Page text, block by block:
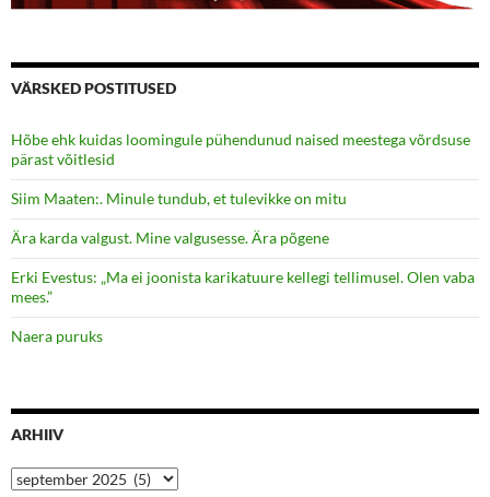
VÄRSKED POSTITUSED
Hõbe ehk kuidas loomingule pühendunud naised meestega võrdsuse
pärast võitlesid
Siim Maaten:. Minule tundub, et tulevikke on mitu
Ära karda valgust. Mine valgusesse. Ära põgene
Erki Evestus: „Ma ei joonista karikatuure kellegi tellimusel. Olen vaba
mees.”
Naera puruks
ARHIIV
Arhiiv